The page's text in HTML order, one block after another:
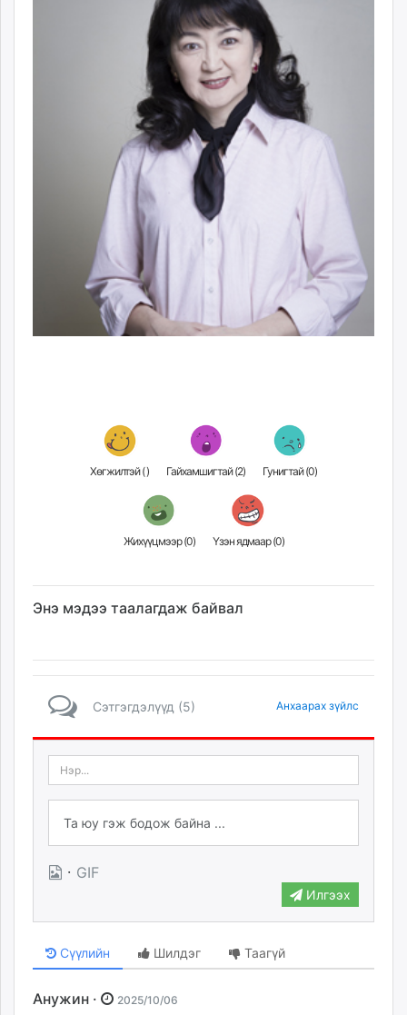
Хөгжилтэй () Гайхамшигтай (2) Гунигтай (0)
Жихүүцмээр (0) Үзэн ядмаар (0)
Энэ мэдээ таалагдаж байвал
Сэтгэгдэлүүд (5) Анхаарах зүйлс
· GIF
Илгээх
Сүүлийн Шилдэг Таагүй
Анужин · 2025/10/06